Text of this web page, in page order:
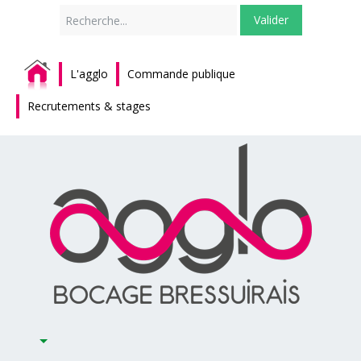
Valider
L'agglo Commande publique
Recrutements & stages